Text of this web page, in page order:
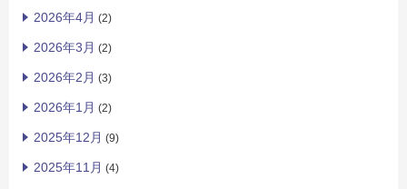
2026年4月 (2)
2026年3月 (2)
2026年2月 (3)
2026年1月 (2)
2025年12月 (9)
2025年11月 (4)